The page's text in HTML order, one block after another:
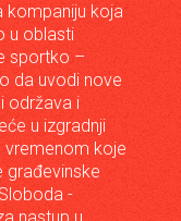
kompaniju koja
u oblasti
sportko –
da uvodi nove
održava i
u izgradnji
vremenom koje
građevinske
-